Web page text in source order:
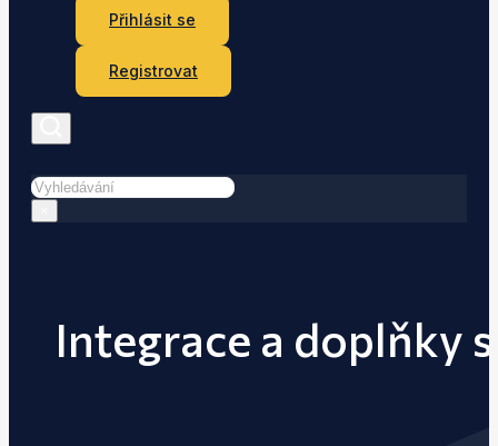
Přihlásit se
Registrovat
Hledat
Integrace a doplňky